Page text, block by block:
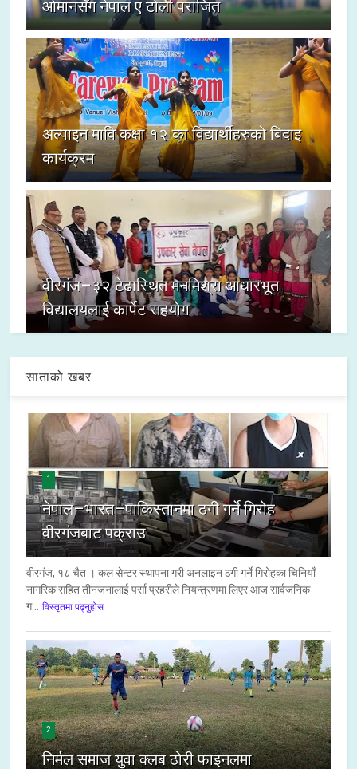
ओमानसँग नेपाल ए टोली पराजित
अल्पाइन मावि कक्षा १२ का विद्यार्थीहरुको बिदाइ
कार्यक्रम
वीरगंज–३२ टेढास्थित मनमिश्रा आधारभूत
विद्यालयलाई कार्पेट सहयोग
साताको खबर
1
नेपाल–भारत–पाकिस्तानमा ठगी गर्ने गिरोह
वीरगंजबाट पक्राउ
वीरगंज, १८ चैत । कल सेन्टर स्थापना गरी अनलाइन ठगी गर्ने गिरोहका चिनियाँ
नागरिक सहित तीनजनालाई पर्सा प्रहरीले नियन्त्रणमा लिएर आज सार्वजनिक
ग...
विस्तृतमा पढ्नुहोस
2
निर्मल समाज युवा क्लब ठोरी फाइनलमा